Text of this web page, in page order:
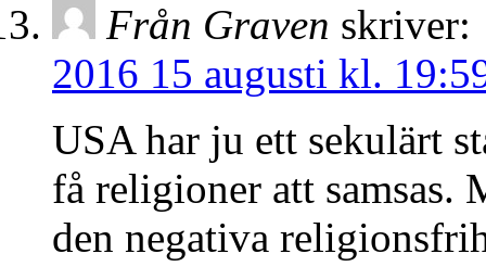
Från Graven skriver:
2016 15 augusti kl.
USA har ju ett sekulärt
få religioner att samsas.
den negativa